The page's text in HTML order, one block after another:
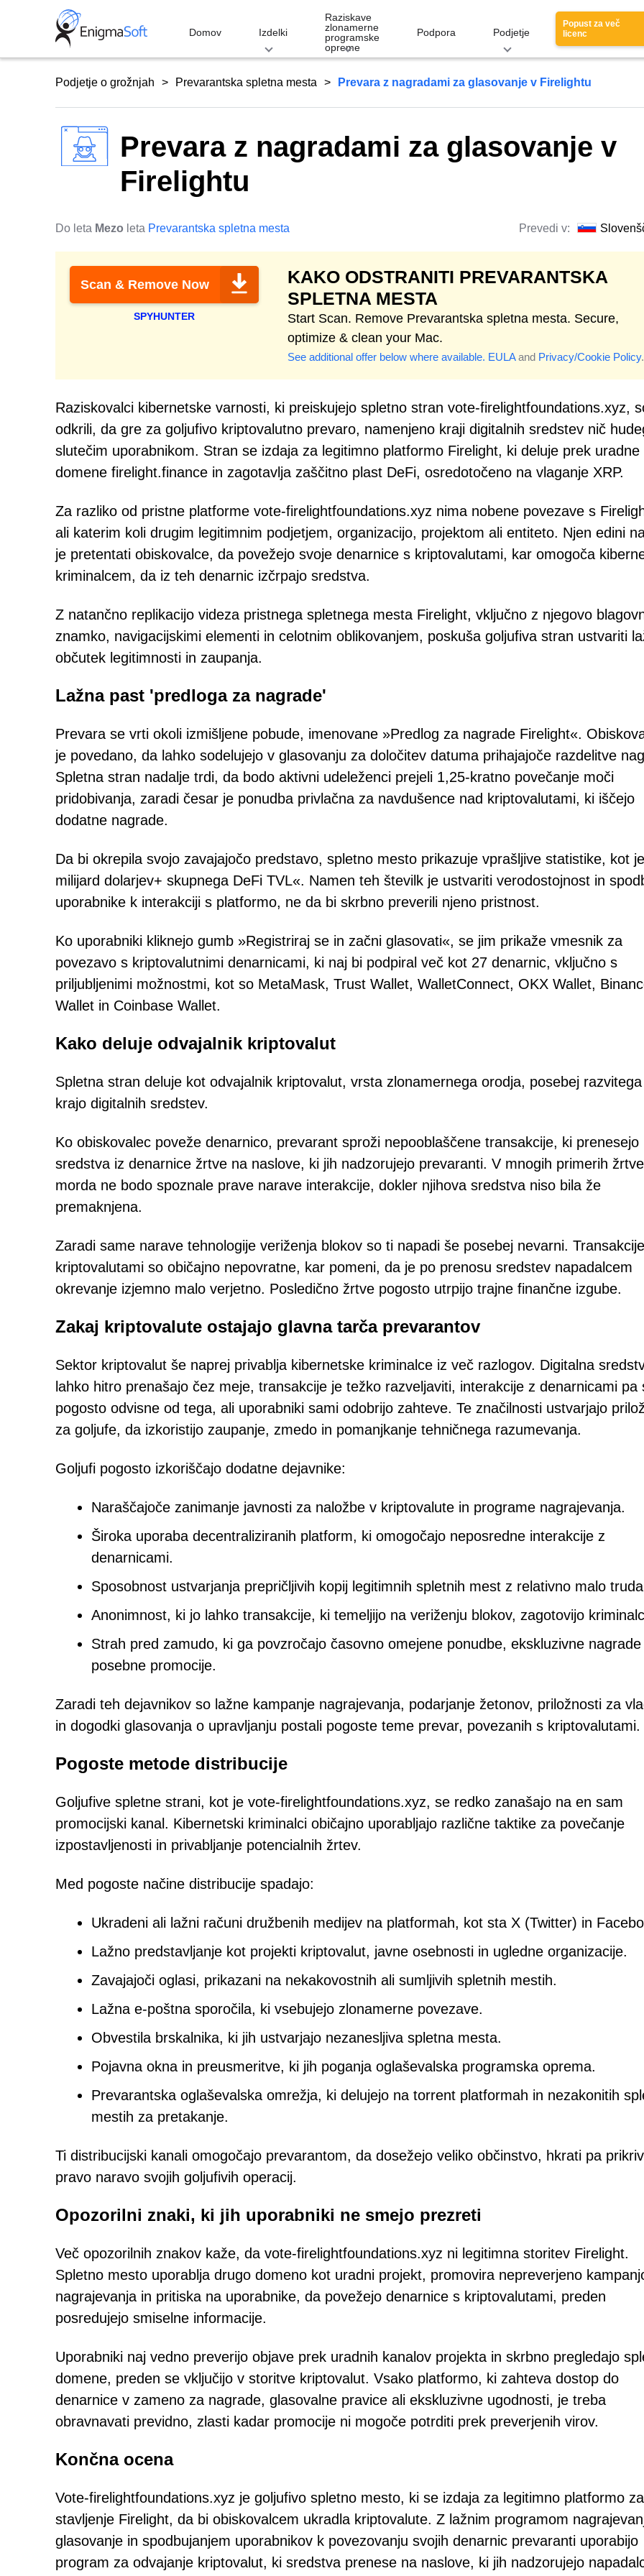
Domov Izdelki
Raziskave
zlonamerne
programske
opreme
Podpora Podjetje
Popust za več
licenc
Podjetje o grožnjah Prevarantska spletna mesta Prevara z nagradami za glasovanje v Firelightu
Prevara z nagradami za glasovanje v
Firelightu
Do leta Mezo leta Prevarantska spletna mesta Prevedi v:
Scan & Remove Now
SPYHUNTER
KAKO ODSTRANITI PREVARANTSKA
SPLETNA MESTA
Start Scan. Remove Prevarantska spletna mesta. Secure,
optimize & clean your Mac.
See additional offer below where available. EULAand Privacy/Cookie Policy.
Raziskovalci kibernetske varnosti, ki preiskujejo spletno stran vote-firelightfoundations.xyz,
odkrili, da gre za goljufivo kriptovalutno prevaro, namenjeno kraji digitalnih sredstev nič
slutečim uporabnikom. Stran se izdaja za legitimno platformo Firelight, ki deluje prek uradne
domene firelight.finance in zagotavlja zaščitno plast DeFi, osredotočeno na vlaganje XRP.
Za razliko od pristne platforme vote-firelightfoundations.xyz nima nobene povezave s
ali katerim koli drugim legitimnim podjetjem, organizacijo, projektom ali entiteto. Njen edini
je pretentati obiskovalce, da povežejo svoje denarnice s kriptovalutami, kar omogoča
kriminalcem, da iz teh denarnic izčrpajo sredstva.
Z natančno replikacijo videza pristnega spletnega mesta Firelight, vključno z njegovo
znamko, navigacijskimi elementi in celotnim oblikovanjem, poskuša goljufiva stran ustvariti
občutek legitimnosti in zaupanja.
Lažna past 'predloga za nagrade'
Prevara se vrti okoli izmišljene pobude, imenovane »Predlog za nagrade Firelight«.
je povedano, da lahko sodelujejo v glasovanju za določitev datuma prihajajoče razdelitve
Spletna stran nadalje trdi, da bodo aktivni udeleženci prejeli 1,25-kratno povečanje moči
pridobivanja, zaradi česar je ponudba privlačna za navdušence nad kriptovalutami, ki iščejo
dodatne nagrade.
Da bi okrepila svojo zavajajočo predstavo, spletno mesto prikazuje vprašljive statistike, kot
milijard dolarjev+ skupnega DeFi TVL«. Namen teh številk je ustvariti verodostojnost in
uporabnike k interakciji s platformo, ne da bi skrbno preverili njeno pristnost.
Ko uporabniki kliknejo gumb »Registriraj se in začni glasovati«, se jim prikaže vmesnik za
povezavo s kriptovalutnimi denarnicami, ki naj bi podpiral več kot 27 denarnic, vključno s
priljubljenimi možnostmi, kot so MetaMask, Trust Wallet, WalletConnect, OKX Wallet,
Wallet in Coinbase Wallet.
Kako deluje odvajalnik kriptovalut
Spletna stran deluje kot odvajalnik kriptovalut, vrsta zlonamernega orodja, posebej
krajo digitalnih sredstev.
Ko obiskovalec poveže denarnico, prevarant sproži nepooblaščene transakcije, ki prenesejo
sredstva iz denarnice žrtve na naslove, ki jih nadzorujejo prevaranti. V mnogih primerih žrtve
morda ne bodo spoznale prave narave interakcije, dokler njihova sredstva niso bila že
premaknjena.
Zaradi same narave tehnologije veriženja blokov so ti napadi še posebej nevarni.
kriptovalutami so običajno nepovratne, kar pomeni, da je po prenosu sredstev napadalcem
okrevanje izjemno malo verjetno. Posledično žrtve pogosto utrpijo trajne finančne izgube.
Zakaj kriptovalute ostajajo glavna tarča prevarantov
Sektor kriptovalut še naprej privablja kibernetske kriminalce iz več razlogov. Digitalna
lahko hitro prenašajo čez meje, transakcije je težko razveljaviti, interakcije z denarnicami pa
pogosto odvisne od tega, ali uporabniki sami odobrijo zahteve. Te značilnosti ustvarjajo
za goljufe, da izkoristijo zaupanje, zmedo in pomanjkanje tehničnega razumevanja.
Goljufi pogosto izkoriščajo dodatne dejavnike:
Naraščajoče zanimanje javnosti za naložbe v kriptovalute in programe nagrajevanja.
Široka uporaba decentraliziranih platform, ki omogočajo neposredne interakcije z
denarnicami.
Sposobnost ustvarjanja prepričljivih kopij legitimnih spletnih mest z relativno malo
Anonimnost, ki jo lahko transakcije, ki temeljijo na veriženju blokov, zagotovijo
Strah pred zamudo, ki ga povzročajo časovno omejene ponudbe, ekskluzivne nagrade
posebne promocije.
Zaradi teh dejavnikov so lažne kampanje nagrajevanja, podarjanje žetonov, priložnosti za
in dogodki glasovanja o upravljanju postali pogoste teme prevar, povezanih s kriptovalutami.
Pogoste metode distribucije
Goljufive spletne strani, kot je vote-firelightfoundations.xyz, se redko zanašajo na en sam
promocijski kanal. Kibernetski kriminalci običajno uporabljajo različne taktike za povečanje
izpostavljenosti in privabljanje potencialnih žrtev.
Med pogoste načine distribucije spadajo:
Ukradeni ali lažni računi družbenih medijev na platformah, kot sta X (Twitter) in
Lažno predstavljanje kot projekti kriptovalut, javne osebnosti in ugledne organizacije.
Zavajajoči oglasi, prikazani na nekakovostnih ali sumljivih spletnih mestih.
Lažna e-poštna sporočila, ki vsebujejo zlonamerne povezave.
Obvestila brskalnika, ki jih ustvarjajo nezanesljiva spletna mesta.
Pojavna okna in preusmeritve, ki jih poganja oglaševalska programska oprema.
Prevarantska oglaševalska omrežja, ki delujejo na torrent platformah in nezakonitih
mestih za pretakanje.
Ti distribucijski kanali omogočajo prevarantom, da dosežejo veliko občinstvo, hkrati pa
pravo naravo svojih goljufivih operacij.
Opozorilni znaki, ki jih uporabniki ne smejo prezreti
Več opozorilnih znakov kaže, da vote-firelightfoundations.xyz ni legitimna storitev Firelight.
Spletno mesto uporablja drugo domeno kot uradni projekt, promovira nepreverjeno
nagrajevanja in pritiska na uporabnike, da povežejo denarnice s kriptovalutami, preden
posredujejo smiselne informacije.
Uporabniki naj vedno preverijo objave prek uradnih kanalov projekta in skrbno pregledajo
domene, preden se vključijo v storitve kriptovalut. Vsako platformo, ki zahteva dostop do
denarnice v zameno za nagrade, glasovalne pravice ali ekskluzivne ugodnosti, je treba
obravnavati previdno, zlasti kadar promocije ni mogoče potrditi prek preverjenih virov.
Končna ocena
Vote-firelightfoundations.xyz je goljufivo spletno mesto, ki se izdaja za legitimno platformo za
stavljenje Firelight, da bi obiskovalcem ukradla kriptovalute. Z lažnim programom
glasovanje in spodbujanjem uporabnikov k povezovanju svojih denarnic prevaranti uporabijo
program za odvajanje kriptovalut, ki sredstva prenese na naslove, ki jih nadzorujejo